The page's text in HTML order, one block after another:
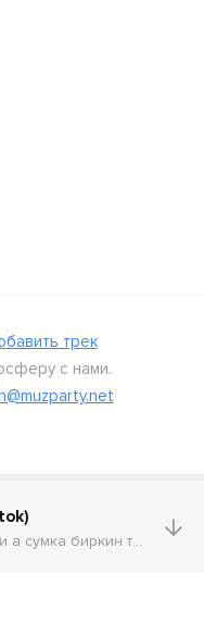
трек
с нами.
Деньги махнут пуси а сумка биркин только нал